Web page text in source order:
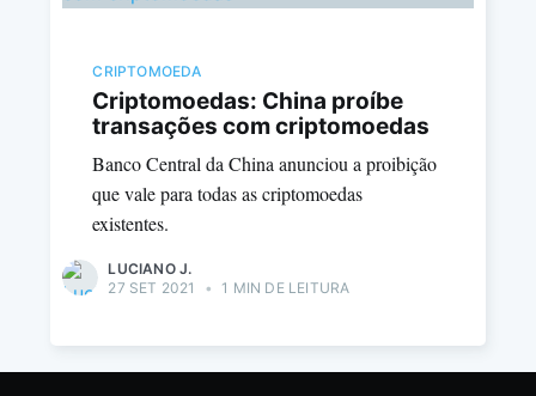
CRIPTOMOEDA
Criptomoedas: China proíbe
transações com criptomoedas
Banco Central da China anunciou a proibição
que vale para todas as criptomoedas
existentes.
LUCIANO J.
27 SET 2021
• 1 MIN DE LEITURA